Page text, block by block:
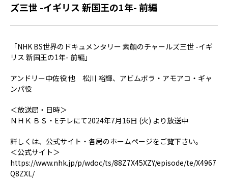
ズ三世 -イギリス 新国王の1年- 前編
「NHK BS世界のドキュメンタリー 素顔のチャールズ三世 -イギ
リス 新国王の1年- 前編」
アンドリー中佐役 他 松川 裕輝、アビムボラ・アモアコ・ギャ
ンパ役
＜放送局・日時＞
ＮＨＫ ＢＳ・Eテレにて2024年7月16日 (火) より放送中
詳しくは、公式サイト・各局のホームページをご覧下さい。
＜公式サイト＞
https://www.nhk.jp/p/wdoc/ts/88Z7X45XZY/episode/te/X4967
Q8ZXL/